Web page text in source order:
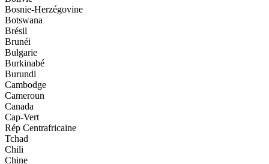
Bosnie-Herzégovine
Botswana
Brésil
Brunéi
Bulgarie
Burkinabé
Burundi
Cambodge
Cameroun
Canada
Cap-Vert
Rép Centrafricaine
Tchad
Chili
Chine